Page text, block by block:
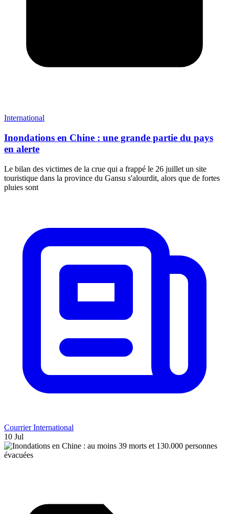
International
Inondations en Chine : une grande partie du pays
en alerte
Le bilan des victimes de la crue qui a frappé le 26 juillet un site
touristique dans la province du Gansu s'alourdit, alors que de fortes
pluies sont
Courrier International
10 Jul